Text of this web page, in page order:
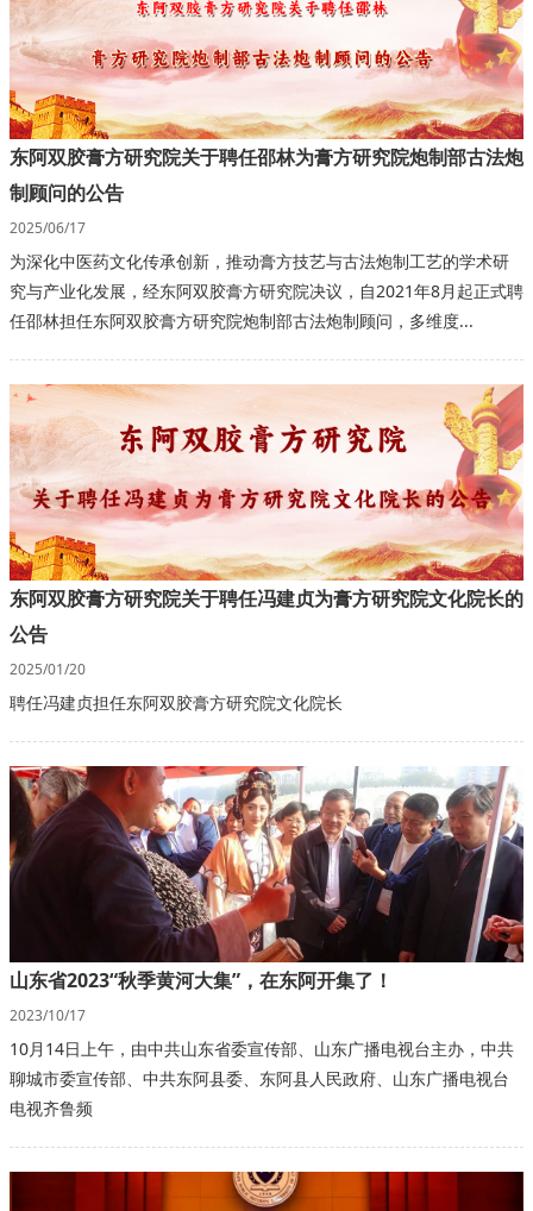
东阿双胶膏方研究院关于聘任邵林为膏方研究院炮制部古法炮
制顾问的公告
2025/06/17
为深化中医药文化传承创新，推动膏方技艺与古法炮制工艺的学术研
究与产业化发展，经东阿双胶膏方研究院决议，自2021年8月起正式聘
任邵林担任东阿双胶膏方研究院炮制部古法炮制顾问，多维度...
东阿双胶膏方研究院关于聘任冯建贞为膏方研究院文化院长的
公告
2025/01/20
聘任冯建贞担任东阿双胶膏方研究院文化院长
山东省2023“秋季黄河大集”，在东阿开集了！
2023/10/17
10月14日上午，由中共山东省委宣传部、山东广播电视台主办，中共
聊城市委宣传部、中共东阿县委、东阿县人民政府、山东广播电视台
电视齐鲁频